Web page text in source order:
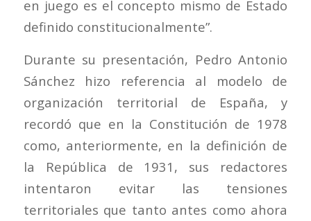
en juego es el concepto mismo de Estado
definido constitucionalmente”.
Durante su presentación, Pedro Antonio
Sánchez hizo referencia al modelo de
organización territorial de España, y
recordó que en la Constitución de 1978
como, anteriormente, en la definición de
la República de 1931, sus redactores
intentaron evitar las tensiones
territoriales que tanto antes como ahora